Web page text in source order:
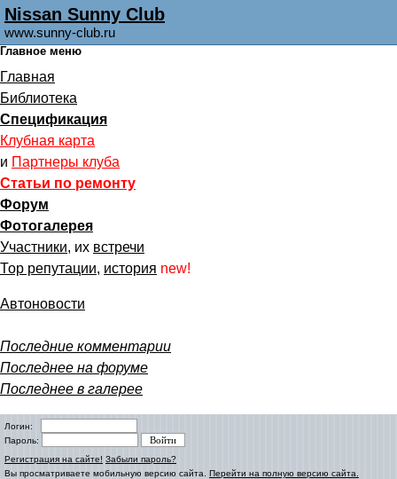
Nissan Sunny Club
www.sunny-club.ru
Главное меню
Главная
Библиотека
Спецификация
Клубная карта
и Партнеры клуба
Статьи по ремонту
Форум
Фотогалерея
Участники, их встречи
Тор репутации, история new!
Автоновости
Последние комментарии
Последнее на форуме
Последнее в галерее
Логин:
Пароль:
Регистрация на сайте! Забыли пароль?
Вы просматриваете мобильную версию сайта. Перейти на полную версию сайта.